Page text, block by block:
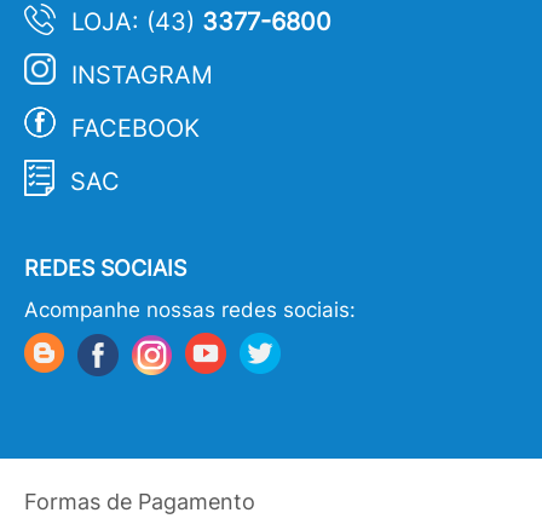
LOJA: (43) 3377-6800
INSTAGRAM
FACEBOOK
SAC
REDES SOCIAIS
Acompanhe nossas redes sociais:
Formas de Pagamento